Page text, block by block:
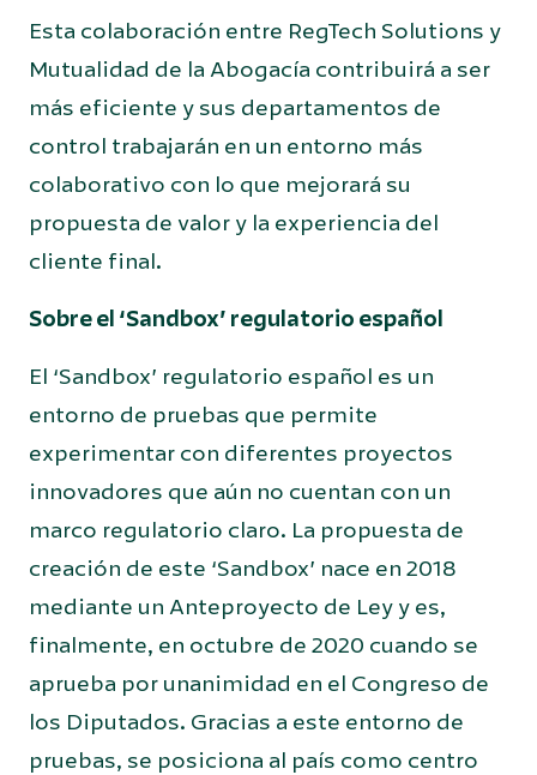
Esta colaboración entre RegTech Solutions y
Mutualidad de la Abogacía contribuirá a ser
más eficiente y sus departamentos de
control trabajarán en un entorno más
colaborativo con lo que mejorará su
propuesta de valor y la experiencia del
cliente final.
Sobre el ‘Sandbox’ regulatorio español
El ‘Sandbox’ regulatorio español es un
entorno de pruebas que permite
experimentar con diferentes proyectos
innovadores que aún no cuentan con un
marco regulatorio claro. La propuesta de
creación de este ‘Sandbox’ nace en 2018
mediante un Anteproyecto de Ley y es,
finalmente, en octubre de 2020 cuando se
aprueba por unanimidad en el Congreso de
los Diputados. Gracias a este entorno de
pruebas, se posiciona al país como centro